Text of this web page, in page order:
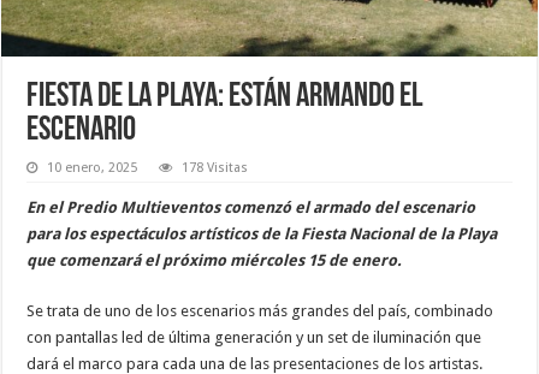
Fiesta de la Playa: están armando el
escenario
10 enero, 2025 178 Visitas
En el Predio Multieventos comenzó el armado del escenario
para los espectáculos artísticos de la Fiesta Nacional de la Playa
que comenzará el próximo miércoles 15 de enero.
Se trata de uno de los escenarios más grandes del país, combinado
con pantallas led de última generación y un set de iluminación que
dará el marco para cada una de las presentaciones de los artistas.